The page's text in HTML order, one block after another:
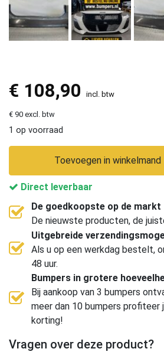
€ 108,90 incl. btw
€ 90 excl. btw
1 op voorraad
Toevoegen in winkelmand
Direct leverbaar
De goedkoopste op de markt
De nieuwste producten, de
Uitgebreide
Als u op een werkdag bestelt,
48 uur.
Bumpers in grotere
Bij aankoop van 3 bumpers
meer dan 10 bumpers profiteer
korting!
Vragen over deze product?